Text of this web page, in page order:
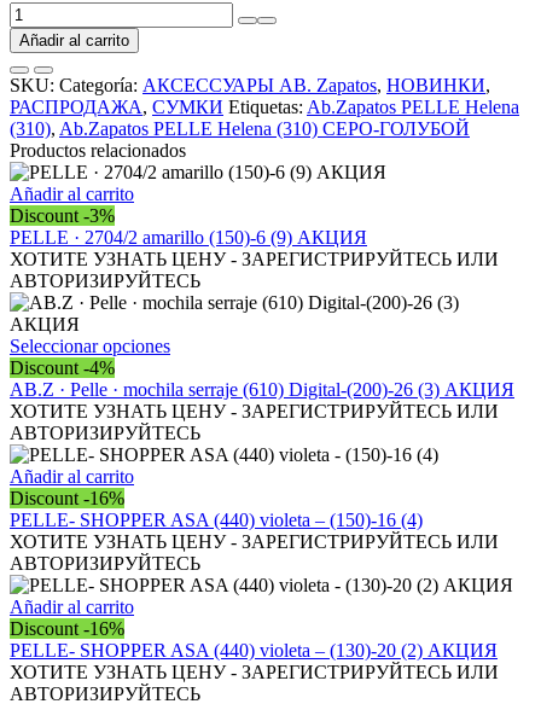
Итальянская
сумка
Ab.Zapatos
PELLE
Helena
(310)
Gris
Акция
cantidad
Añadir al carrito
SKU: Categoría: АКСЕССУАРЫ AB. Zapatos, НОВИНКИ,
РАСПРОДАЖА, СУМКИ Etiquetas: Ab.Zapatos PELLE Helena
(310), Ab.Zapatos PELLE Helena (310) СЕРО-ГОЛУБОЙ
Productos relacionados
Añadir al carrito
Discount -3%
PELLE · 2704/2 amarillo (150)-6 (9) АКЦИЯ
ХОТИТЕ УЗНАТЬ ЦЕНУ - ЗАРЕГИСТРИРУЙТЕСЬ ИЛИ
АВТОРИЗИРУЙТЕСЬ
Seleccionar opcionesEste
tiene
múltiples
variantes.
Las
pueden
elegir
en
la
producto
Discount -4%
AB.Z · Pelle · mochila serraje (610) Digital-(200)-26 (3) АКЦИЯ
ХОТИТЕ УЗНАТЬ ЦЕНУ - ЗАРЕГИСТРИРУЙТЕСЬ ИЛИ
АВТОРИЗИРУЙТЕСЬ
Añadir al carrito
Discount -16%
PELLE- SHOPPER ASA (440) violeta – (150)-16 (4)
ХОТИТЕ УЗНАТЬ ЦЕНУ - ЗАРЕГИСТРИРУЙТЕСЬ ИЛИ
АВТОРИЗИРУЙТЕСЬ
Añadir al carrito
Discount -16%
PELLE- SHOPPER ASA (440) violeta – (130)-20 (2) АКЦИЯ
ХОТИТЕ УЗНАТЬ ЦЕНУ - ЗАРЕГИСТРИРУЙТЕСЬ ИЛИ
АВТОРИЗИРУЙТЕСЬ